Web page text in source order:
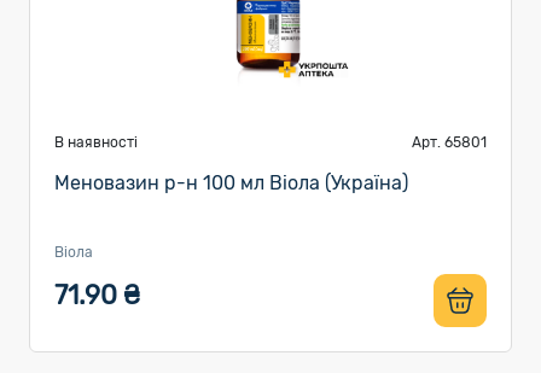
В наявності Арт. 65801
Меновазин р-н 100 мл Віола (Україна)
Віола
71.90 ₴